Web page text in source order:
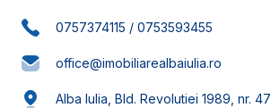
0757374115 / 0753593455
office@imobiliarealbaiulia.ro
Alba Iulia, Bld. Revolutiei 1989, nr. 47